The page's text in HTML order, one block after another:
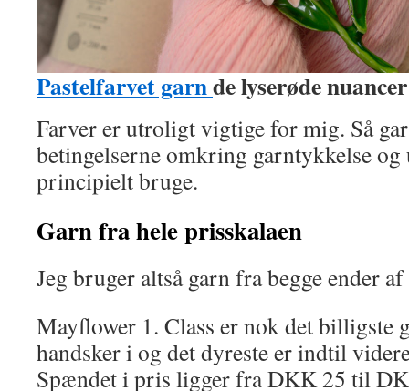
Pastelfarvet garnde lyserøde
Farver er utroligt vigtige for mig. Så
betingelserne omkring garntykkelse
principielt bruge.
Garn fra hele prisskalaen
Jeg bruger altså garn fra begge ender
Mayflower 1. Class er nok det billigste
handsker i og det dyreste er indtil
Spændet i pris ligger fra DKK 25 til